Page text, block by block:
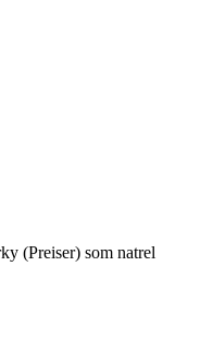
(Preiser) som natrel